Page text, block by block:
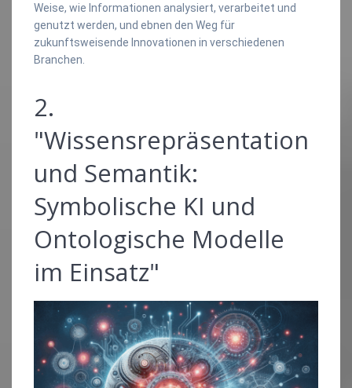
Weise, wie Informationen analysiert, verarbeitet und
genutzt werden, und ebnen den Weg für
zukunftsweisende Innovationen in verschiedenen
Branchen.
2.
"Wissensrepräsentation
und Semantik:
Symbolische KI und
Ontologische Modelle
im Einsatz"